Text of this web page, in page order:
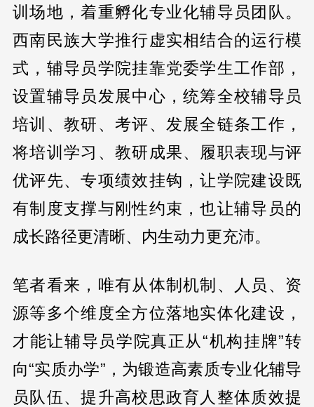
训场地，着重孵化专业化辅导员团队。
西南民族大学推行虚实相结合的运行模
式，辅导员学院挂靠党委学生工作部，
设置辅导员发展中心，统筹全校辅导员
培训、教研、考评、发展全链条工作，
将培训学习、教研成果、履职表现与评
优评先、专项绩效挂钩，让学院建设既
有制度支撑与刚性约束，也让辅导员的
成长路径更清晰、内生动力更充沛。
笔者看来，唯有从体制机制、人员、资
源等多个维度全方位落地实体化建设，
才能让辅导员学院真正从“机构挂牌”转
向“实质办学”，为锻造高素质专业化辅导
员队伍、提升高校思政育人整体质效提